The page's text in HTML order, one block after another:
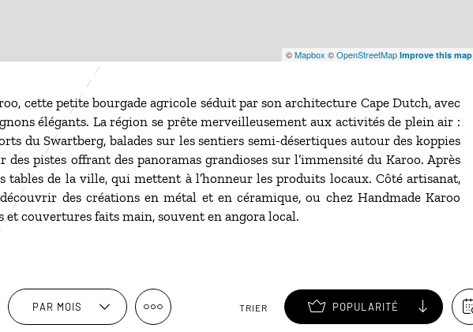
©Mapbox ©OpenStreetMap Improve this map
cette petite bourgade agricole séduit par son architecture Cape Dutch, avec
élégants. La région se prête merveilleusement aux activités de plein air :
du Swartberg, balades sur les sentiers semi-désertiques autour des koppies
des pistes offrant des panoramas grandioses sur l’immensité du Karoo. Après
tables de la ville, qui mettent à l’honneur les produits locaux. Côté artisanat,
des créations en métal et en céramique, ou chez Handmade Karoo
et couvertures faits main, souvent en angora local.
PAR MOIS TRIER POPULARITÉ